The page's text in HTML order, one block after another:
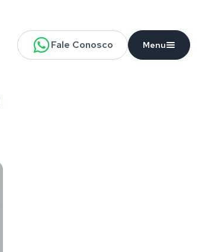
Fale Conosco
Menu